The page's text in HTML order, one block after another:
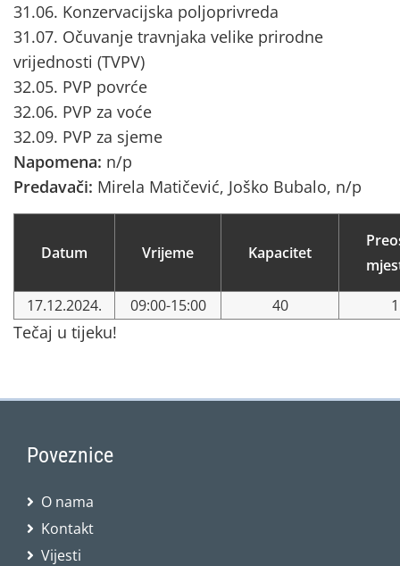
31.06. Konzervacijska poljoprivreda
31.07. Očuvanje travnjaka velike prirodne
vrijednosti (TVPV)
32.05. PVP povrće
32.06. PVP za voće
32.09. PVP za sjeme
Napomena: n/p
Predavači: Mirela Matičević, Joško Bubalo, n/p
Datum Vrijeme Kapacitet
17.12.2024. 09:00-15:00 40
Tečaj u tijeku!
Poveznice
O nama
Kontakt
Vijesti